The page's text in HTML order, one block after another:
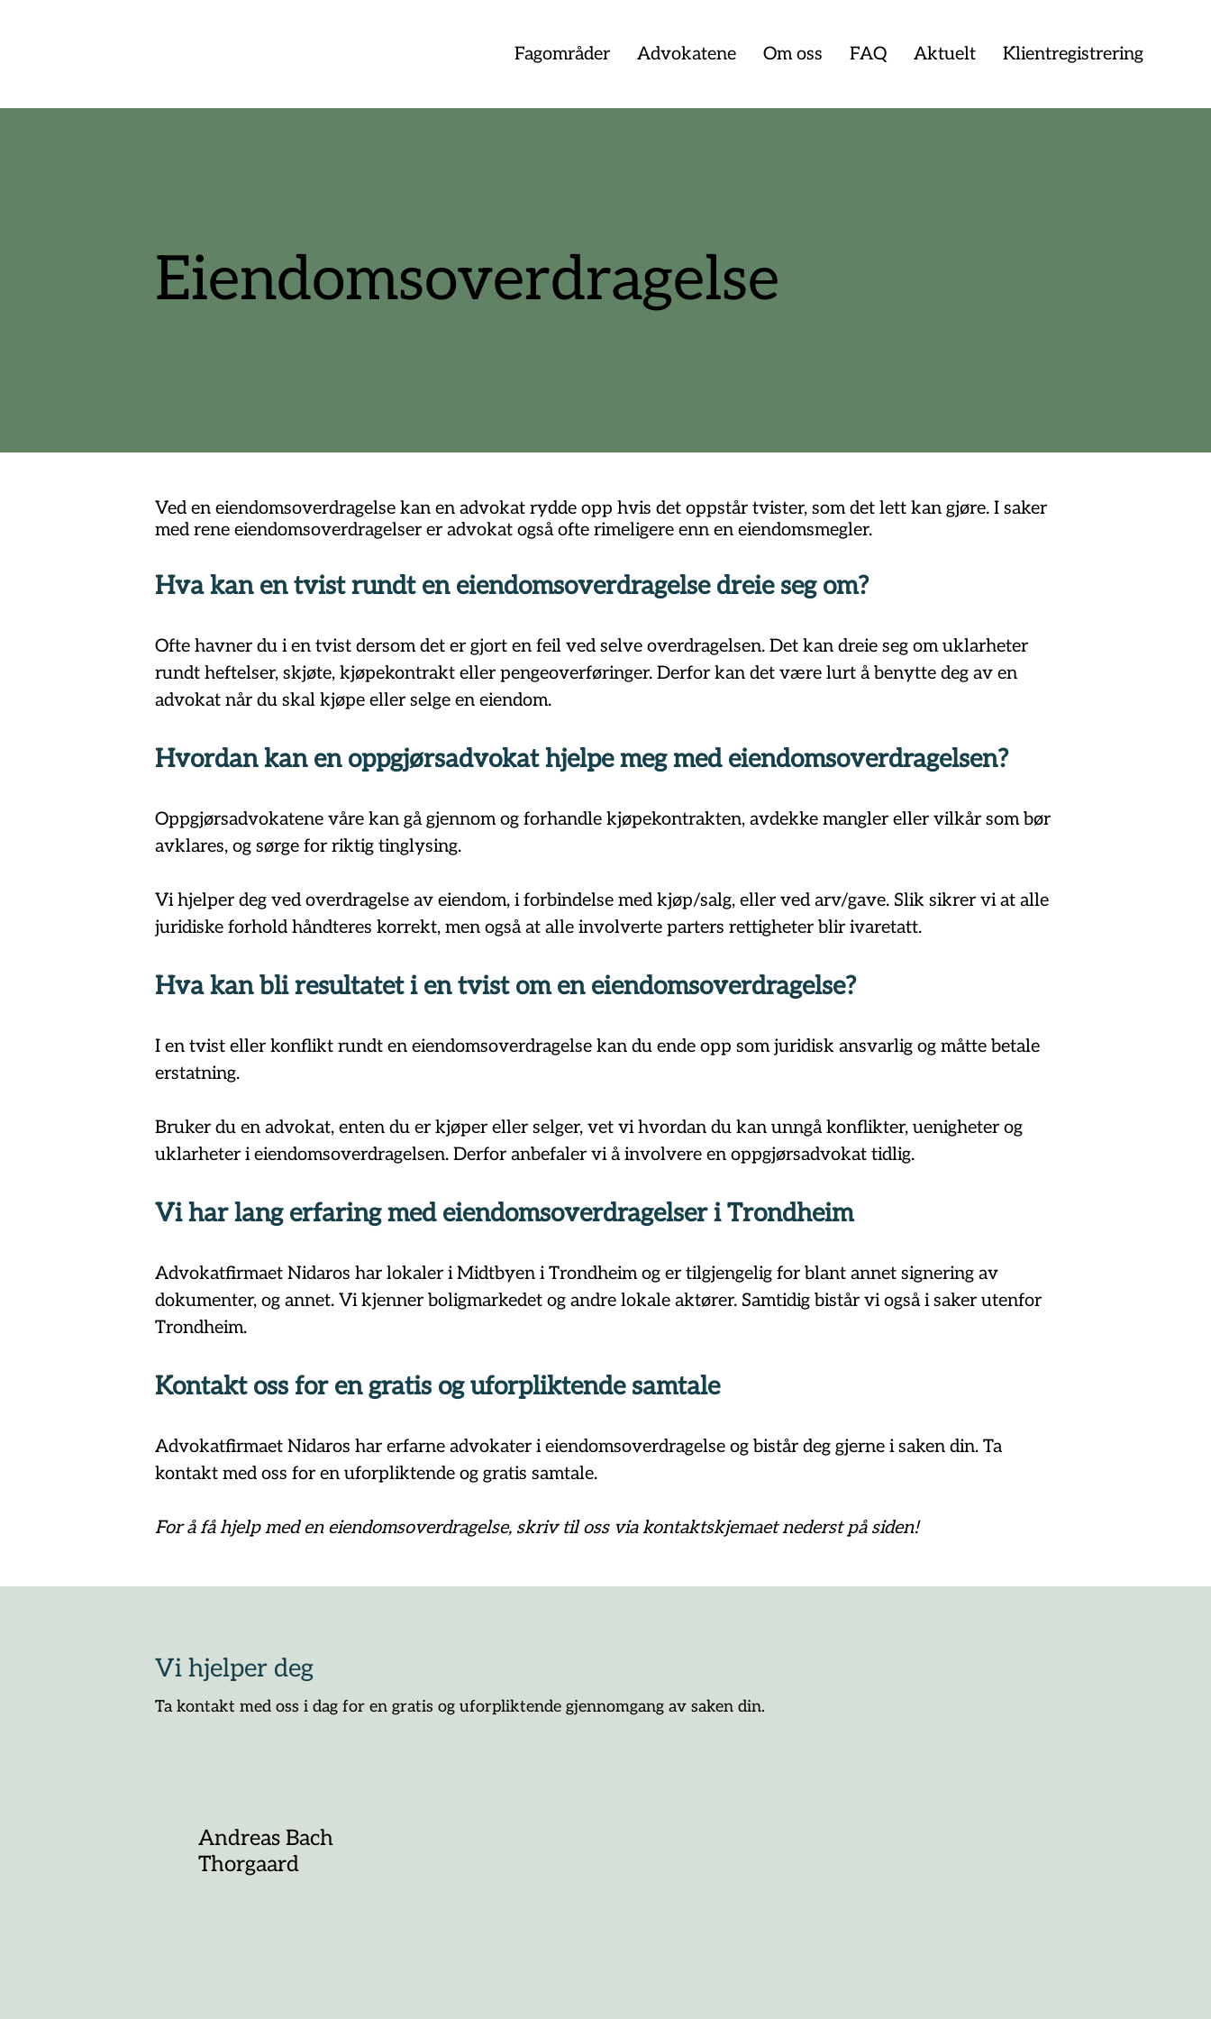
Fagområder Advokatene Om oss FAQ Aktuelt Klientregistrering
Eiendomsoverdragelse
Hva kan en tvist rundt en eiendomsoverdragelse dreie seg om?
Ofte havner du i en tvist dersom det er gjort en feil ved selve overdragelsen. Det kan dreie seg om uklarheter
rundt heftelser, skjøte, kjøpekontrakt eller pengeoverføringer. Derfor kan det være lurt å benytte deg av en
advokat når du skal kjøpe eller selge en eiendom.
Hvordan kan en oppgjørsadvokat hjelpe meg med eiendomsoverdragelsen?
Oppgjørsadvokatene våre kan gå gjennom og forhandle kjøpekontrakten, avdekke mangler eller vilkår som bør
avklares, og sørge for riktig tinglysing.
Vi hjelper deg ved overdragelse av eiendom, i forbindelse med kjøp/salg, eller ved arv/gave. Slik sikrer vi at alle
juridiske forhold håndteres korrekt, men også at alle involverte parters rettigheter blir ivaretatt.
Hva kan bli resultatet i en tvist om en eiendomsoverdragelse?
I en tvist eller konflikt rundt en eiendomsoverdragelse kan du ende opp som juridisk ansvarlig og måtte betale
erstatning.
Bruker du en advokat, enten du er kjøper eller selger, vet vi hvordan du kan unngå konflikter, uenigheter og
uklarheter i eiendomsoverdragelsen. Derfor anbefaler vi å involvere en oppgjørsadvokat tidlig.
Vi har lang erfaring med eiendomsoverdragelser i Trondheim
Advokatfirmaet Nidaros har lokaler i Midtbyen i Trondheim og er tilgjengelig for blant annet signering av
dokumenter, og annet. Vi kjenner boligmarkedet og andre lokale aktører. Samtidig bistår vi også i saker utenfor
Trondheim.
Kontakt oss for en gratis og uforpliktende samtale
Advokatfirmaet Nidaros har erfarne advokater i eiendomsoverdragelse og bistår deg gjerne i saken din. Ta
kontakt med oss for en uforpliktende og gratis samtale.
For å få hjelp med en eiendomsoverdragelse, skriv til oss via kontaktskjemaet nederst på siden!
Ved en eiendomsoverdragelse kan en advokat rydde opp hvis det oppstår tvister, som det lett kan gjøre. I saker
med rene eiendomsoverdragelser er advokat også ofte rimeligere enn en eiendomsmegler.
Vi hjelper deg
Andreas Bach
Thorgaard
Ta kontakt med oss i dag for en gratis og uforpliktende gjennomgang av saken din.